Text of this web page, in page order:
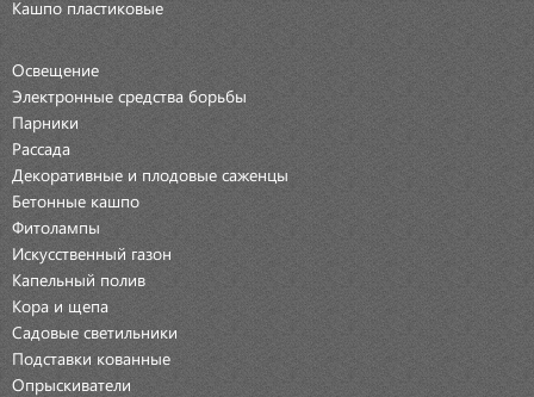
Кашпо пластиковые
Освещение
Электронные средства борьбы
Парники
Рассада
Декоративные и плодовые саженцы
Бетонные кашпо
Фитолампы
Искусственный газон
Капельный полив
Кора и щепа
Садовые светильники
Подставки кованные
Опрыскиватели